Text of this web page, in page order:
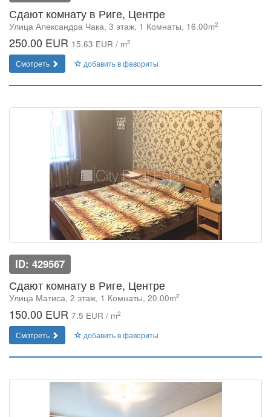
Сдают комнату в Риге, Центре
Улица Александра Чака, 3 этаж, 1 Комнаты, 16.00m2
250.00 EUR 15.63 EUR / m2
Смотреть добавить в фавориты
ID: 429567
Сдают комнату в Риге, Центре
Улица Матиса, 2 этаж, 1 Комнаты, 20.00m2
150.00 EUR 7.5 EUR / m2
Смотреть добавить в фавориты